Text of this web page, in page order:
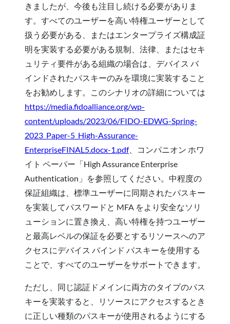
きましたが、今後も注目し続ける必要がありま
す。すべてのユーザーを高い特権ユーザーとして
扱う必要がある、またはエンタープライズ構成証
明を実装する必要がある規制、法律、またはセキ
ュリティ要件がある組織の場合は、デバイス バ
インドされたパスキーのみを環境に実装すること
をお勧めします。このシナリオの詳細については
https://media.fidoalliance.org/wp-
content/uploads/2023/06/FIDO-EDWG-Spring-
2023_Paper-5_High-Assurance-
EnterpriseFINAL5.docx-1.pdf、コンパニオン ホワ
イト ペーパー「High Assurance Enterprise
Authentication」を参照してください。中程度の
保証組織は、標準ユーザーに同期されたパスキー
を実装してパスワードと MFA をより安全なソリ
ューションに置き換え、高い特権を持つユーザー
と最高レベルの保証を必要とするリソースへのア
クセスにデバイス バインド パスキーを使用する
ことで、すべてのユーザーをサポートできます。
ただし、同じ認証ドメインに両方のタイプのパス
キーを実装すると、リソースにアクセスするとき
に正しい種類のパスキーが使用されるようにする